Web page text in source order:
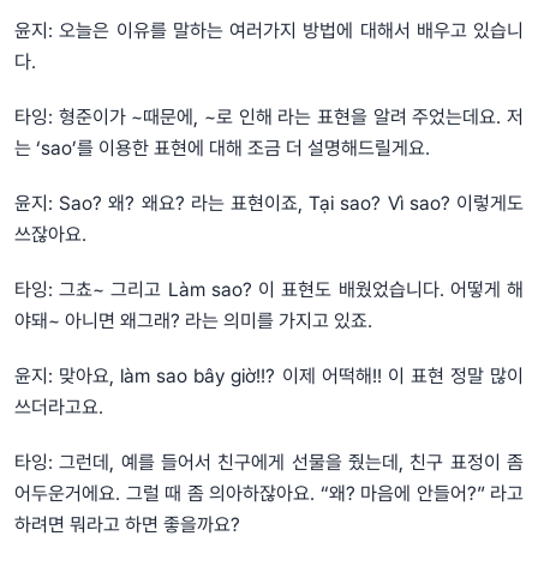
윤지: 오늘은 이유를 말하는 여러가지 방법에 대해서 배우고 있습니
다.
타잉: 형준이가 ~때문에, ~로 인해 라는 표현을 알려 주었는데요. 저
는 ‘sao’를 이용한 표현에 대해 조금 더 설명해드릴게요.
윤지: Sao? 왜? 왜요? 라는 표현이죠, Tại sao? Vì sao? 이렇게도
쓰잖아요.
타잉: 그쵸~ 그리고 Làm sao? 이 표현도 배웠었습니다. 어떻게 해
야돼~ 아니면 왜그래? 라는 의미를 가지고 있죠.
윤지: 맞아요, làm sao bây giờ!!? 이제 어떡해!! 이 표현 정말 많이
쓰더라고요.
타잉: 그런데, 예를 들어서 친구에게 선물을 줬는데, 친구 표정이 좀
어두운거에요. 그럴 때 좀 의아하잖아요. “왜? 마음에 안들어?” 라고
하려면 뭐라고 하면 좋을까요?